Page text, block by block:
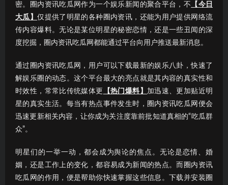
密。圈内资讯吃瓜网作为一个娱乐新闻的聚合平台，不 【今日
大瓜】仅提供了明星的各种圈内资讯，还能为用户提供网络流
传内容爆料。无论是某位明星的秘密恋情，还是一些丑闻的深
度挖掘，圈内资讯吃瓜网都能通过平台向用户推送最新消息。
通过圈内资讯吃瓜网，用户可以下载最新的娱乐八卦，快速了
解娱乐圈的动态。这个平台最大的亮点就是其内容的真实性和
时效性，常常比传统媒体更
【热门爆料】 加迅速、更加贴近明
星的真实生活。每当有热点事件发生时，圈内资讯吃瓜网便会
迅速更新相关内容，让你成为关注度靠前批知道真相的“吃瓜群
众”。
明星们的一举一动，都会成为舆论的焦点。无论是恋情、婚
姻，还是工作上的变化，都容易成为新闻的热点。而圈内资讯
吃瓜网的作用，便是帮助你快速掌握这些信息。下载并安装圈